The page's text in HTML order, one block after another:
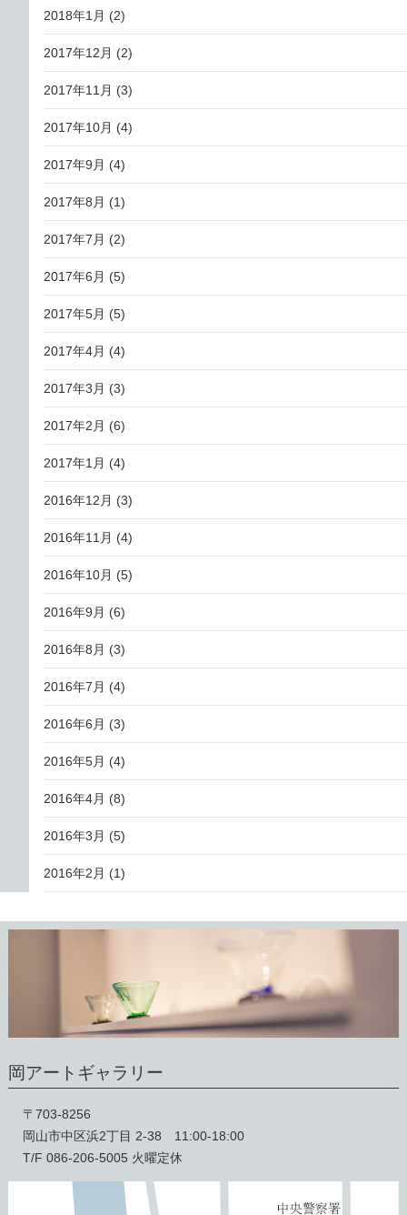
2018年1月 (2)
2017年12月 (2)
2017年11月 (3)
2017年10月 (4)
2017年9月 (4)
2017年8月 (1)
2017年7月 (2)
2017年6月 (5)
2017年5月 (5)
2017年4月 (4)
2017年3月 (3)
2017年2月 (6)
2017年1月 (4)
2016年12月 (3)
2016年11月 (4)
2016年10月 (5)
2016年9月 (6)
2016年8月 (3)
2016年7月 (4)
2016年6月 (3)
2016年5月 (4)
2016年4月 (8)
2016年3月 (5)
2016年2月 (1)
岡アートギャラリー
〒703-8256
岡山市中区浜2丁目 2-38 11:00-18:00
T/F 086-206-5005 火曜定休